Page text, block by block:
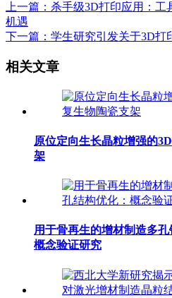
上一篇：杀手级3D打印应用：
机遇
下一篇：学生研究引发关于3D打
相关文章
原位定向生长晶粒增强的
架
用于骨再生的增材制造多
概念验证研究